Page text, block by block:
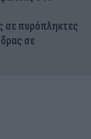
σε πυρόπληκτες
σε